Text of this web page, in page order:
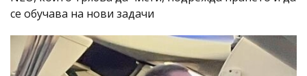
се обучава на нови задачи